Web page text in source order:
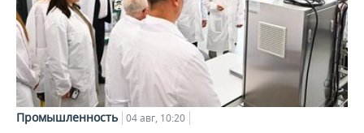
Промышленность 04 авг, 10:20